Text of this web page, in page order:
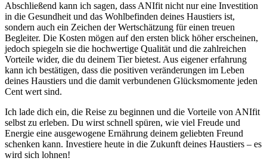
Abschließend‍ kann ich sagen, dass ANIfit ‍nicht​ nur⁤ eine Investition
in die Gesundheit und das Wohlbefinden​ deines ​Haustiers ist,⁤
sondern‍ auch ein Zeichen der Wertschätzung für einen treuen
⁣Begleiter.‍ Die ‍Kosten mögen auf den ersten blick höher⁤ erscheinen,
jedoch spiegeln sie ⁣die hochwertige Qualität und die⁤ zahlreichen
Vorteile wider,⁣ die du deinem Tier ⁤bietest.⁤ Aus⁢ eigener erfahrung⁢
kann⁢ ich ​bestätigen, dass ‍die positiven veränderungen im Leben
deines ⁢Haustiers und die ⁢damit verbundenen ⁤Glücksmomente jeden⁤
Cent ⁣wert ⁤sind.
Ich⁢ lade dich ein,⁢ die Reise ⁤zu⁤ beginnen⁢ und die Vorteile von ANIfit
selbst zu erleben. Du wirst schnell spüren, ‍wie⁢ viel Freude und
Energie eine ausgewogene⁢ Ernährung ⁤deinem geliebten Freund
schenken kann. ‍Investiere ⁣heute in die Zukunft deines Haustiers – es⁣
wird sich lohnen!